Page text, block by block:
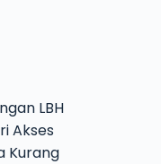
LBH
Akses
Kurang